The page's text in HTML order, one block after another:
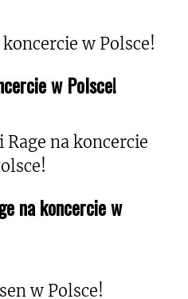
w Polsce!
na koncercie w